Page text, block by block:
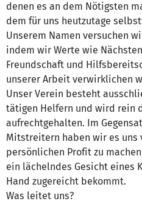
denen es an dem Nötigsten
dem für uns heutzutage
Unserem Namen versuchen
indem wir Werte wie
Freundschaft und
unserer Arbeit verwirklichen
Unser Verein besteht
tätigen Helfern und wird rein
aufrechtgehalten. Im
Mitstreitern haben wir es uns
persönlichen Profit zu
ein lächelndes Gesicht eines
Hand zugereicht bekommt.
Was leitet uns?